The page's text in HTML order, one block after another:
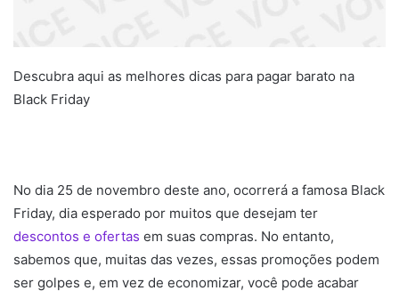
Descubra aqui as melhores dicas para pagar barato na
Black Friday
No dia 25 de novembro deste ano, ocorrerá a famosa Black
Friday, dia esperado por muitos que desejam ter
descontos e ofertas em suas compras. No entanto,
sabemos que, muitas das vezes, essas promoções podem
ser golpes e, em vez de economizar, você pode acabar